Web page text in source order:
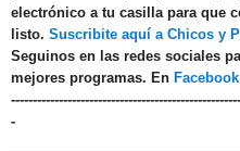
electrónico a tu casilla para que
listo. Suscribite aquí a Chicos y
Seguinos en las redes sociales
mejores programas. En Facebook
-